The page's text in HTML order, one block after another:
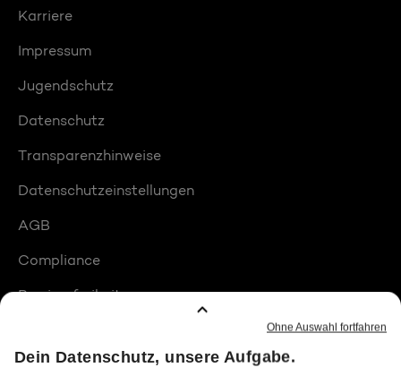
Karriere
Impressum
Jugendschutz
Datenschutz
Transparenzhinweise
Datenschutzeinstellungen
AGB
Compliance
Barrierefreiheit